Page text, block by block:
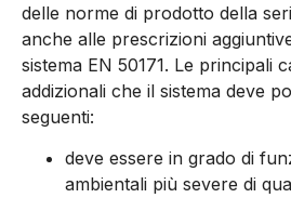
delle norme di prodotto della
anche alle prescrizioni
sistema EN 50171. Le principali
addizionali che il sistema deve
seguenti:
deve essere in grado di
ambientali più severe di